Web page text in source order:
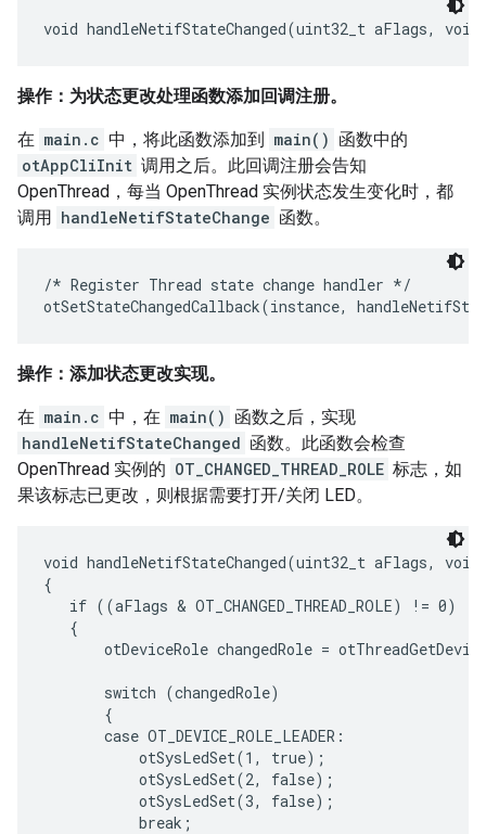
操作：为状态更改处理函数添加回调注册。
在 main.c 中，将此函数添加到 main() 函数中的
otAppCliInit 调用之后。此回调注册会告知
OpenThread，每当 OpenThread 实例状态发生变化时，都
调用 handleNetifStateChange 函数。
/* Register Thread state change handler */
操作：添加状态更改实现。
在 main.c 中，在 main() 函数之后，实现
handleNetifStateChanged 函数。此函数会检查
OpenThread 实例的 OT_CHANGED_THREAD_ROLE 标志，如
果该标志已更改，则根据需要打开/关闭 LED。
void handleNetifStateChanged(uint32_t aFlags,
{
   if ((aFlags & OT_CHANGED_THREAD_ROLE) != 0)
   {
otDeviceRole changedRole =
       switch (changedRole)
       {
       case OT_DEVICE_ROLE_LEADER:
           otSysLedSet(1, true);
           otSysLedSet(2, false);
           otSysLedSet(3, false);
           break;